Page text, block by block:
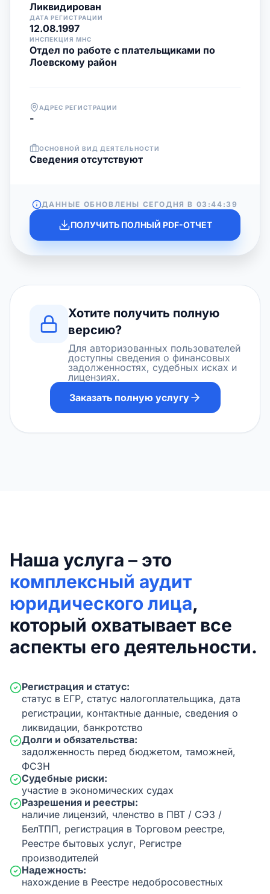
Ликвидирован
ДАТА РЕГИСТРАЦИИ
12.08.1997
ИНСПЕКЦИЯ МНС
Отдел по работе с плательщиками по
Лоевскому район
АДРЕС РЕГИСТРАЦИИ
-
ОСНОВНОЙ ВИД ДЕЯТЕЛЬНОСТИ
Cведения отсутствуют
ДАННЫЕ ОБНОВЛЕНЫ СЕГОДНЯ В 03:44:39
ПОЛУЧИТЬ ПОЛНЫЙ PDF-ОТЧЕТ
Хотите получить полную
версию?
Для авторизованных пользователей
доступны сведения о финансовых
задолженностях, судебных исках и
лицензиях.
Заказать полную услугу
Наша услуга – это
комплексный аудит
юридического лица,
который охватывает все
аспекты его деятельности.
Регистрация и статус:
статус в ЕГР, статус налогоплательщика, дата
регистрации, контактные данные, сведения о
ликвидации, банкротство
Долги и обязательства:
задолженность перед бюджетом, таможней,
ФСЗН
Судебные риски:
участие в экономических судах
Разрешения и реестры:
наличие лицензий, членство в ПВТ / СЭЗ /
БелТПП, регистрация в Торговом реестре,
Реестре бытовых услуг, Регистре
производителей
Надежность:
нахождение в Реестре недобросовестных